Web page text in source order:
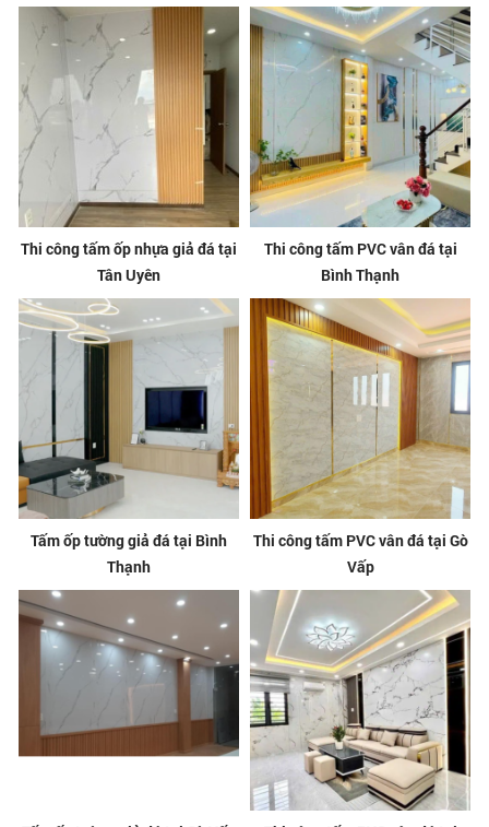
Thi công tấm ốp nhựa giả đá tại
Tân Uyên
Thi công tấm PVC vân đá tại
Bình Thạnh
Tấm ốp tường giả đá tại Bình
Thạnh
Thi công tấm PVC vân đá tại Gò
Vấp